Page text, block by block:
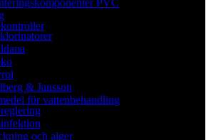
PVC
& Jansson
för vattenbehandling
och alger